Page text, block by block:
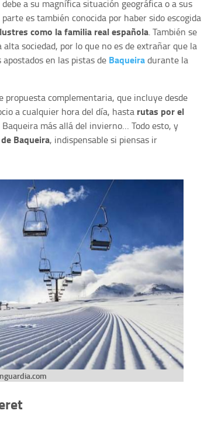
a su magnífica situación geográfica o a sus
es también conocida por haber sido escogida
como la familia real española. También se
sociedad, por lo que no es de extrañar que la
en las pistas de Baqueiradurante la
complementaria, que incluye desde
a cualquier hora del día, hasta rutas por el
más allá del invierno… Todo esto, y
Baqueira, indispensable si piensas ir